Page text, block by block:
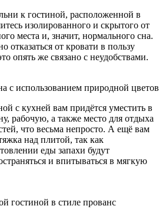
к гостиной, расположенной в
изолированного и скрытого от
места и, значит, нормального сна.
от кровати в пользу
опять же связано с неудобствами.
с использованием природной
с кухней вам придётся уместить в
рабочую, а также место для отдыха
что весьма непросто. А ещё вам
над плитой, так как
еды запахи будут
и впитываться в мягкую
гостиной в стиле прованс